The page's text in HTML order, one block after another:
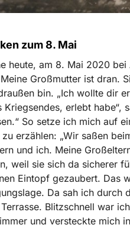
zum 8. Mai
heute, am 8. Mai 2020
Großmutter ist dran.
bin. „Ich wollte dir
Kriegsendes, erlebt habe“,
So setze ich mich auf
erzählen: „Wir saßen
und ich. Meine
weil sie sich da sicherer
Eintopf gezaubert. Das
Da sah ich durch
Blitzschnell war
und versteckte mich